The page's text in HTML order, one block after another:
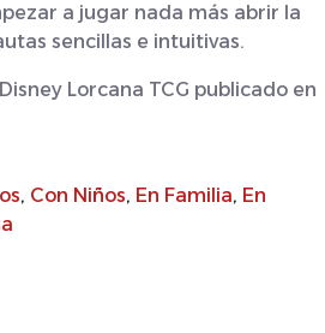
a jugar nada más abrir la
sencillas e intuitivas.
Lorcana TCG publicado en
, Con Niños, En Familia, En